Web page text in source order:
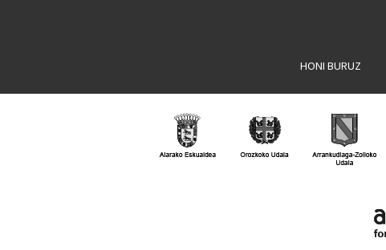
HONI BURUZ